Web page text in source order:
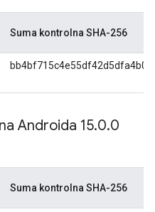
Suma kontrolna SHA-256
Androida 15.0.0
Suma kontrolna SHA-256